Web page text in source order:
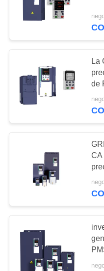
FÁBRICA
CONTROL
CALIDAD
SOLICITAR
DEL
SITIO
Inversor
220v
inversor
380v
La
de
CA
de